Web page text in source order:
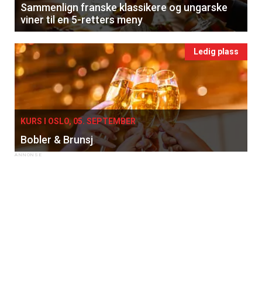
Sammenlign franske klassikere og ungarske
viner til en 5-retters meny
Ledig plass
KURS I OSLO, 05. SEPTEMBER
Bobler & Brunsj